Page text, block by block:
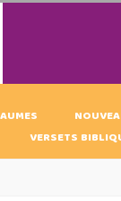
VERSETS